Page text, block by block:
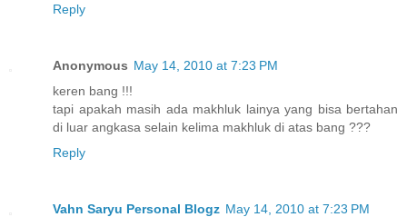
Reply
Anonymous May 14, 2010 at 7:23 PM
keren bang !!!
tapi apakah masih ada makhluk lainya yang bisa bertahan
di luar angkasa selain kelima makhluk di atas bang ???
Reply
Vahn Saryu Personal Blogz May 14, 2010 at 7:23 PM